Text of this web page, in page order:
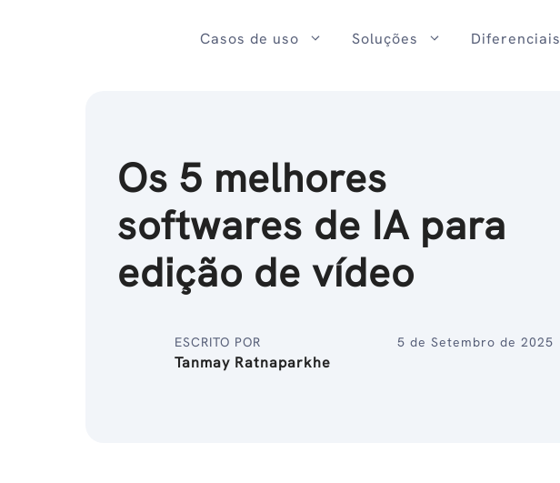
Casos de uso Soluções Diferenciais
Os 5 melhores
softwares de IA para
edição de vídeo
ESCRITO POR
Tanmay Ratnaparkhe
5 de Setembro de 2025